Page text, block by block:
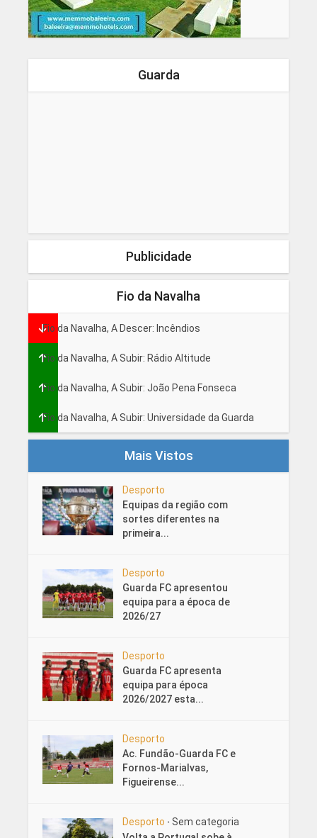
Guarda
Publicidade
Fio da Navalha
Fio da Navalha, A Descer: Incêndios
Fio da Navalha, A Subir: Rádio Altitude
Fio da Navalha, A Subir: João Pena Fonseca
Fio da Navalha, A Subir: Universidade da Guarda
Mais Vistos
Desporto
Equipas da região com
sortes diferentes na
primeira...
Desporto
Guarda FC apresentou
equipa para a época de
2026/27
Desporto
Guarda FC apresenta
equipa para época
2026/2027 esta...
Desporto
Ac. Fundão-Guarda FC e
Fornos-Marialvas,
Figueirense...
Desporto • Sem categoria